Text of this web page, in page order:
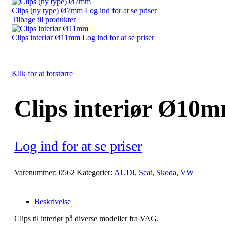
Clips (ny type) Ø7mm Log ind for at se priser
Tilbage til produkter
Clips interiør Ø11mm Log ind for at se priser
Klik for at forstørre
Clips interiør
Log ind for at se priser
Varenummer: 0562 Kategorier: AUDI, Seat, Skoda, VW
Beskrivelse
Clips til interiør på diverse modeller fra VAG.